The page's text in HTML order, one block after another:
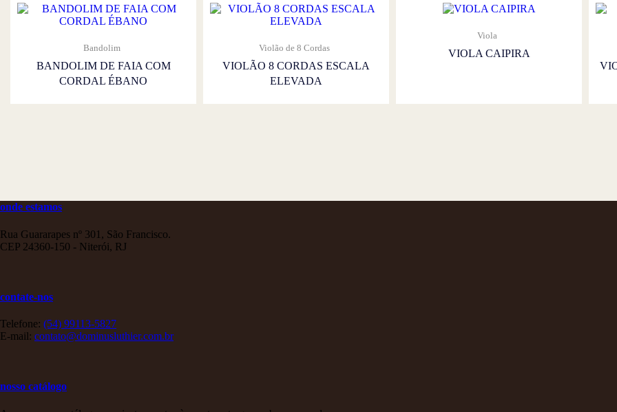
Bandolim
BANDOLIM DE FAIA COM
CORDAL ÉBANO
Violão de 8 Cordas
VIOLÃO 8 CORDAS ESCALA
ELEVADA
Viola
VIOLA CAIPIRA
onde estamos
Rua Guararapes nº 301, São Francisco.
CEP 24360-150 - Niterói, RJ
contate-nos
Telefone: (54) 99113-5827
E-mail: contato@dominusluthier.com.br
nosso catálogo